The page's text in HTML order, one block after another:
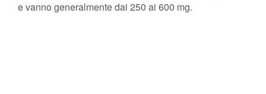
e vanno generalmente dai 250 ai 600 mg.